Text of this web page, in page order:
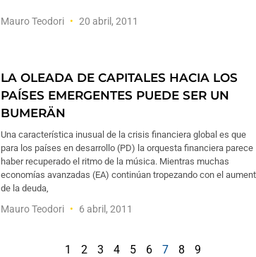
Mauro Teodori 20 abril, 2011
LA OLEADA DE CAPITALES HACIA LOS
PAÍSES EMERGENTES PUEDE SER UN
BUMERÄN
Una característica inusual de la crisis financiera global es que
para los países en desarrollo (PD) la orquesta financiera parece
haber recuperado el ritmo de la música. Mientras muchas
economías avanzadas (EA) continúan tropezando con el
de la deuda,
Mauro Teodori 6 abril, 2011
1 2 3 4 5 6 7 8 9